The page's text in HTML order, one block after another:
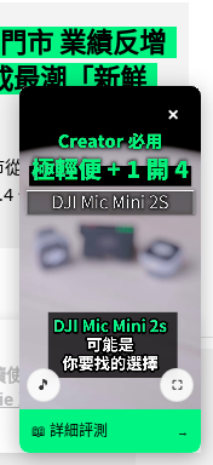
使用
政
市 業績反增
最潮「新鮮
從 1,000 間大幅減至
倍。做到「減店增
×
🎵 ⛶
📖 詳細評測 →